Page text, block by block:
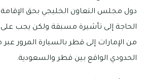
دول مجلس التعاون الخليجي بحق
الحاجة إلى تأشيرة مسبقة ولكن يجب على
من الإمارات إلى قطر بالسيارة المرور
الحدودي الواقع بين قطر والسعودية.